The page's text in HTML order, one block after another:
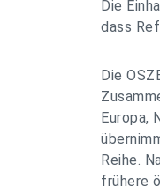
Die
dass
Die
Europa,
Reihe.
frühere